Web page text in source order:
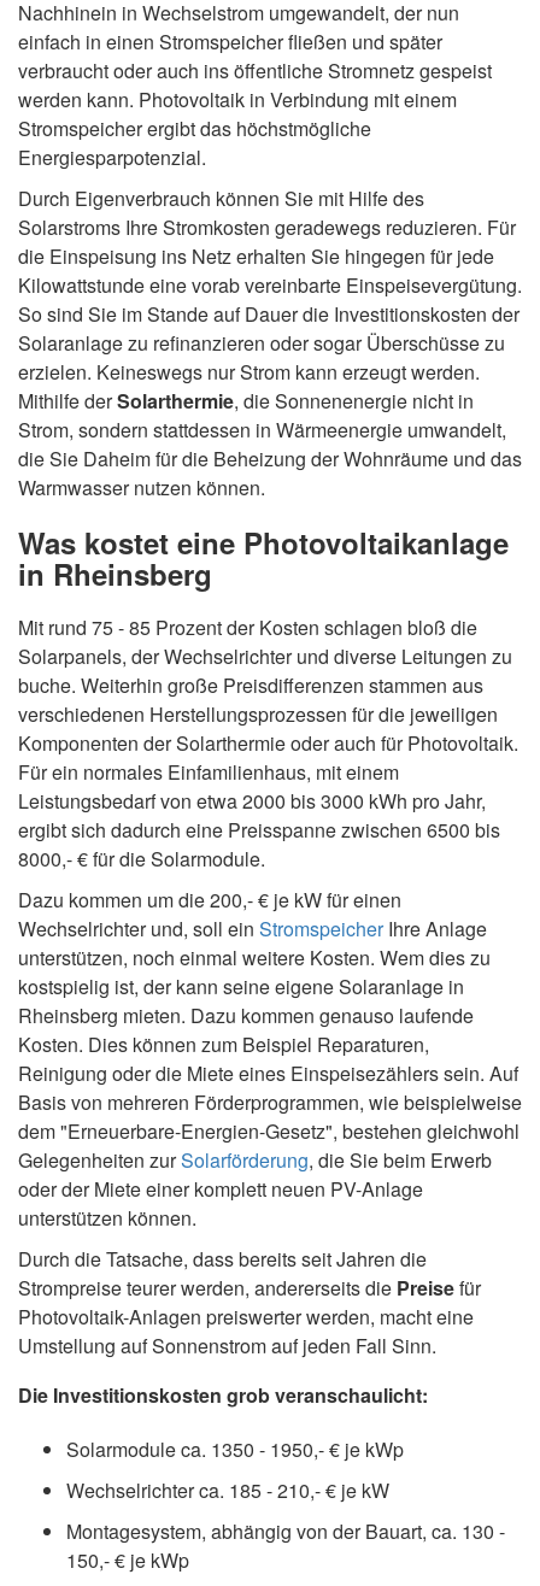
Nachhinein in Wechselstrom umgewandelt, der nun
einfach in einen Stromspeicher fließen und später
verbraucht oder auch ins öffentliche Stromnetz gespeist
werden kann. Photovoltaik in Verbindung mit einem
Stromspeicher ergibt das höchstmögliche
Energiesparpotenzial.
Durch Eigenverbrauch können Sie mit Hilfe des
Solarstroms Ihre Stromkosten geradewegs reduzieren. Für
die Einspeisung ins Netz erhalten Sie hingegen für jede
Kilowattstunde eine vorab vereinbarte Einspeisevergütung.
So sind Sie im Stande auf Dauer die Investitionskosten der
Solaranlage zu refinanzieren oder sogar Überschüsse zu
erzielen. Keineswegs nur Strom kann erzeugt werden.
Mithilfe derSolarthermie, die Sonnenenergie nicht in
Strom, sondern stattdessen in Wärmeenergie umwandelt,
die Sie Daheim für die Beheizung der Wohnräume und das
Warmwasser nutzen können.
Was kostet eine Photovoltaikanlage
in Rheinsberg
Mit rund 75 - 85 Prozent der Kosten schlagen bloß die
Solarpanels, der Wechselrichter und diverse Leitungen zu
buche. Weiterhin große Preisdifferenzen stammen aus
verschiedenen Herstellungsprozessen für die jeweiligen
Komponenten der Solarthermie oder auch für Photovoltaik.
Für ein normales Einfamilienhaus, mit einem
Leistungsbedarf von etwa 2000 bis 3000 kWh pro Jahr,
ergibt sich dadurch eine Preisspanne zwischen 6500 bis
8000,- € für die Solarmodule.
Dazu kommen um die 200,- € je kW für einen
Wechselrichter und, soll ein StromspeicherIhre Anlage
unterstützen, noch einmal weitere Kosten. Wem dies zu
kostspielig ist, der kann seine eigene Solaranlage in
Rheinsberg mieten. Dazu kommen genauso laufende
Kosten. Dies können zum Beispiel Reparaturen,
Reinigung oder die Miete eines Einspeisezählers sein. Auf
Basis von mehreren Förderprogrammen, wie beispielweise
dem "Erneuerbare-Energien-Gesetz", bestehen gleichwohl
Gelegenheiten zurSolarförderung, die Sie beim Erwerb
oder der Miete einer komplett neuen PV-Anlage
unterstützen können.
Durch die Tatsache, dass bereits seit Jahren die
Strompreise teurer werden, andererseits die Preisefür
Photovoltaik-Anlagen preiswerter werden, macht eine
Umstellung auf Sonnenstrom auf jeden Fall Sinn.
Die Investitionskosten grob veranschaulicht:
Solarmodule ca. 1350 - 1950,- € je kWp
Wechselrichter ca. 185 - 210,- € je kW
Montagesystem, abhängig von der Bauart, ca. 130 -
150,- € je kWp